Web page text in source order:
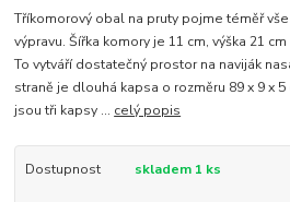
Tříkomorový obal na pruty pojme téměř
výpravu. Šířka komory je 11 cm, výška 21
To vytváří dostatečný prostor na naviják
straně je dlouhá kapsa o rozměru 89 x 9 x
jsou tři kapsy ... celý popis
Dostupnost skladem 1 ks